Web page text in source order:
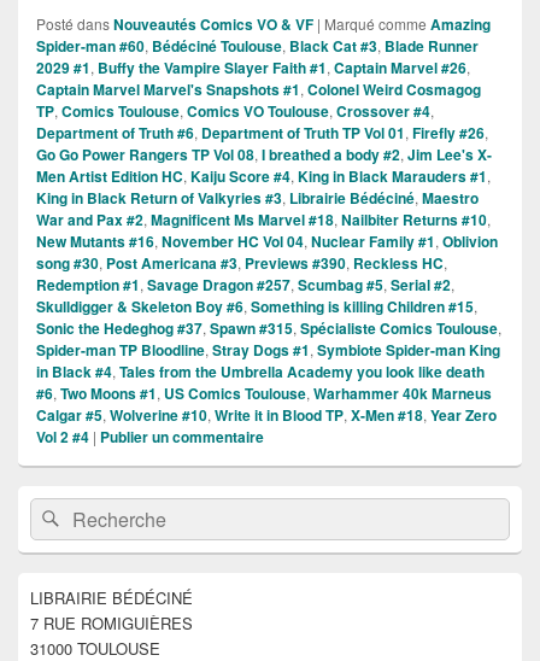
Posté dansNouveautés Comics VO & VF | Marqué comme Amazing
Spider-man #60, Bédéciné Toulouse, Black Cat #3, Blade Runner
2029 #1, Buffy the Vampire Slayer Faith #1, Captain Marvel #26,
Captain Marvel Marvel's Snapshots #1, Colonel Weird Cosmagog
TP, Comics Toulouse, Comics VO Toulouse, Crossover #4,
Department of Truth #6, Department of Truth TP Vol 01, Firefly #26,
Go Go Power Rangers TP Vol 08, I breathed a body #2, Jim Lee's X-
Men Artist Edition HC, Kaiju Score #4, King in Black Marauders #1,
King in Black Return of Valkyries #3, Librairie Bédéciné, Maestro
War and Pax #2, Magnificent Ms Marvel #18, Nailbiter Returns #10,
New Mutants #16, November HC Vol 04, Nuclear Family #1, Oblivion
song #30, Post Americana #3, Previews #390, Reckless HC,
Redemption #1, Savage Dragon #257, Scumbag #5, Serial #2,
Skulldigger & Skeleton Boy #6, Something is killing Children #15,
Sonic the Hedeghog #37, Spawn #315, Spécialiste Comics Toulouse,
Spider-man TP Bloodline, Stray Dogs #1, Symbiote Spider-man King
in Black #4, Tales from the Umbrella Academy you look like death
#6, Two Moons #1, US Comics Toulouse, Warhammer 40k Marneus
Calgar #5, Wolverine #10, Write it in Blood TP, X-Men #18, Year Zero
Vol 2 #4 | Publier un commentaire
Zone
principale
de
widget
barre
latérale
Recherche :Rechercher
LIBRAIRIE BÉDÉCINÉ
7 RUE ROMIGUIÈRES
31000 TOULOUSE